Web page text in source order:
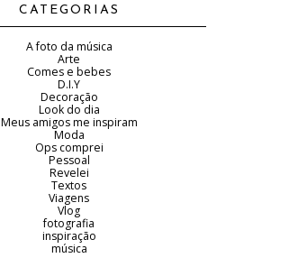
CATEGORIAS
A foto da música
Arte
Comes e bebes
D.I.Y
Decoração
Look do dia
Meus amigos me inspiram
Moda
Ops comprei
Pessoal
Revelei
Textos
Viagens
Vlog
fotografia
inspiração
música